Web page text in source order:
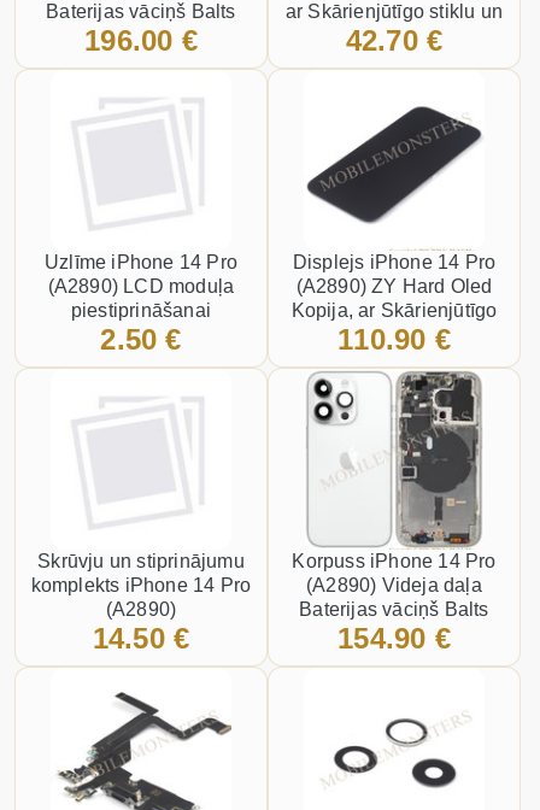
Baterijas vāciņš Balts
196.00 €
ar Skārienjūtīgo stiklu un
apkart ramiti Melns
42.70 €
Uzlīme iPhone 14 Pro
(A2890) LCD moduļa
piestiprināšanai
2.50 €
Displejs iPhone 14 Pro
(A2890) ZY Hard Oled
Kopija, ar Skārienjūtīgo
stiklu un apkart ramiti
110.90 €
Skrūvju un stiprinājumu
komplekts iPhone 14 Pro
(A2890)
14.50 €
Korpuss iPhone 14 Pro
(A2890) Videja daļa
Baterijas vāciņš Balts
154.90 €